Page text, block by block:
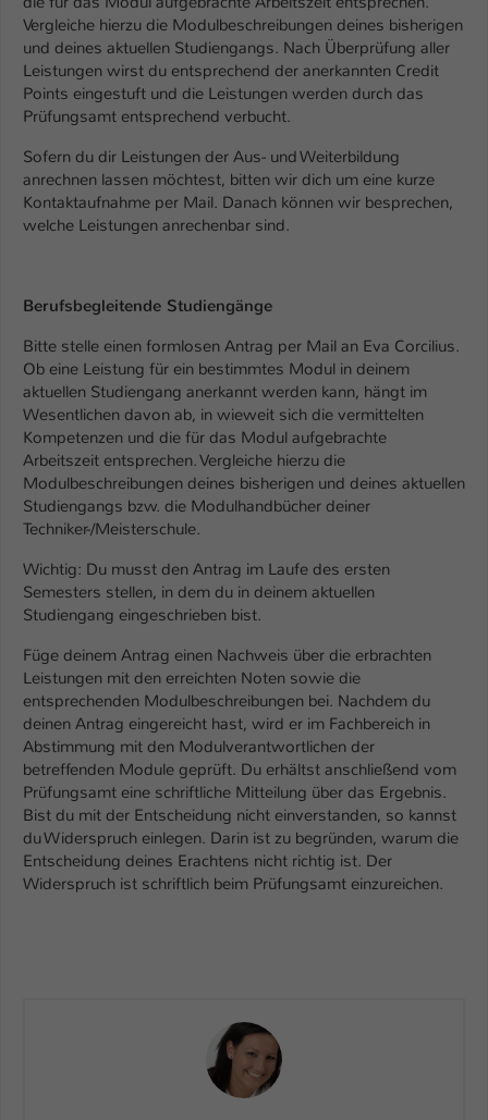
Vergleiche hierzu die Modulbeschreibungen deines bisherigen
und deines aktuellen Studiengangs. Nach Überprüfung aller
Leistungen wirst du entsprechend der anerkannten Credit
Points eingestuft und die Leistungen werden durch das
Prüfungsamt entsprechend verbucht.
Sofern du dir Leistungen der Aus- und Weiterbildung
anrechnen lassen möchtest, bitten wir dich um eine kurze
Kontaktaufnahme per Mail. Danach können wir besprechen,
welche Leistungen anrechenbar sind.
Berufsbegleitende Studiengänge
Bitte stelle einen formlosen Antrag per Mail an Eva Corcilius.
Ob eine Leistung für ein bestimmtes Modul in deinem
aktuellen Studiengang anerkannt werden kann, hängt im
Wesentlichen davon ab, in wieweit sich die vermittelten
Kompetenzen und die für das Modul aufgebrachte
Arbeitszeit entsprechen. Vergleiche hierzu die
Modulbeschreibungen deines bisherigen und deines aktuellen
Studiengangs bzw. die Modulhandbücher deiner
Techniker-/Meisterschule.
Wichtig: Du musst den Antrag im Laufe des ersten
Semesters stellen, in dem du in deinem aktuellen
Studiengang eingeschrieben bist.
Füge deinem Antrag einen Nachweis über die erbrachten
Leistungen mit den erreichten Noten sowie die
entsprechenden Modulbeschreibungen bei. Nachdem du
deinen Antrag eingereicht hast, wird er im Fachbereich in
Abstimmung mit den Modulverantwortlichen der
betreffenden Module geprüft. Du erhältst anschließend vom
Prüfungsamt eine schriftliche Mitteilung über das Ergebnis.
Bist du mit der Entscheidung nicht einverstanden, so kannst
du Widerspruch einlegen. Darin ist zu begründen, warum die
Entscheidung deines Erachtens nicht richtig ist. Der
Widerspruch ist schriftlich beim Prüfungsamt einzureichen.
Zweck
Einstellungen. Unter anderem eine zufällig
generierte ID, für die historische
Speicherung Ihrer vorgenommen
Einstellungen, falls der Webseiten-
Betreiber dies eingestellt hat.
Name fe_typo_user / PHPSESSID
Anbieter TYPO3
Zweck
Dieses Cookie ist ein Standard-Session-
Cookie von TYPO3. Es speichert im Fall
eines Intranet-Logins die Session-ID. So
kann der eingeloggte Benutzer
wiedererkannt werden und es wird ihm
Zugang zu geschützten Bereichen
gewährt.
Name be_typo_user
Anbieter TYPO3
Laufzeit 1 Tag
Zweck
Dieser Cookie teilt der Webseite mit, ob
ein Besucher im Typo3-Backend
angemeldet ist und Rechte besitzt diese
zu verwalten.